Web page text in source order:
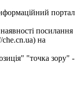
портал
посилання
che.cn.ua) на
"точка зору" -